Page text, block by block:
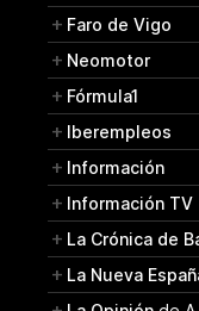
Faro de Vigo
Neomotor
Fórmula1
Iberempleos
Información
Información TV
La Crónica de
La Nueva